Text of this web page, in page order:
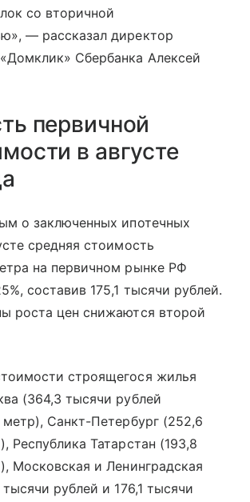
со вторичной
— рассказал директор
Сбербанка Алексей
первичной
в августе
о заключенных ипотечных
средняя стоимость
на первичном рынке РФ
составив 175,1 тысячи рублей.
роста цен снижаются второй
строящегося жилья
(364,3 тысячи рублей
Санкт-Петербург (252,6
Республика Татарстан (193,8
Московская и Ленинградская
рублей и 176,1 тысячи